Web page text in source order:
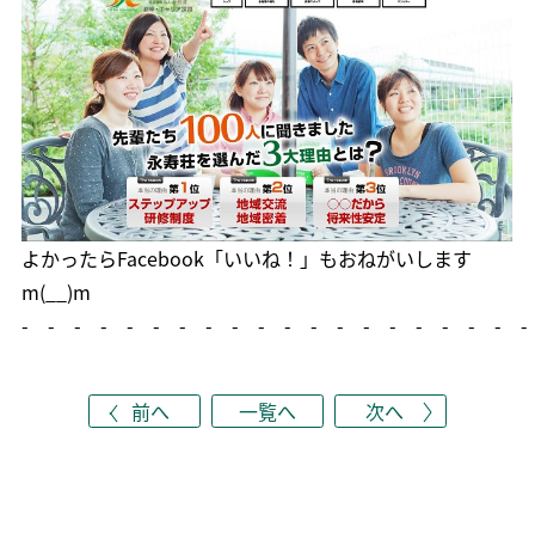
よかったらFacebook「いいね！」 もおねがいします
m(__)m
- - - - - - - - - - - - - - - - - - - -
前へ 一覧へ 次へ